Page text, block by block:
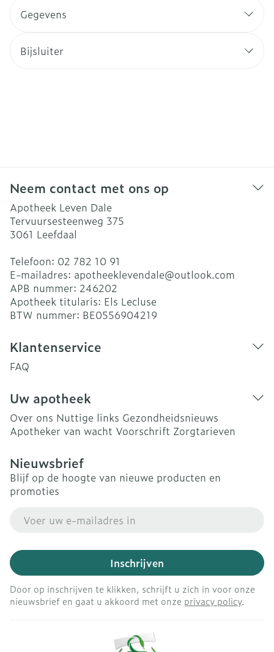
Gegevens
Bijsluiter
Neem contact met ons op
Apotheek Leven Dale
Tervuursesteenweg 375
3061 Leefdaal
Telefoon: 02 782 10 91
E-mailadres: apotheeklevendale@outlook.com
APB nummer: 246202
Apotheek titularis: Els Lecluse
BTW nummer: BE0556904219
Klantenservice
FAQ
Uw apotheek
Over ons Nuttige links Gezondheidsnieuws
Apotheker van wacht Voorschrift Zorgtarieven
Nieuwsbrief
Blijf op de hoogte van nieuwe producten en
promoties
Inschrijven
Door op inschrijven te klikken, schrijft u zich in voor onze
nieuwsbrief en gaat u akkoord met onze privacy policy.